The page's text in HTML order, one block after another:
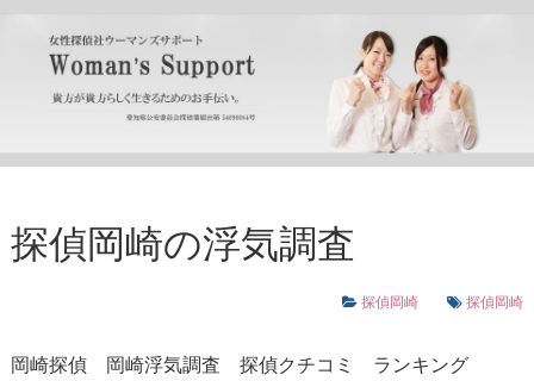
探偵岡崎の浮気調査
探偵岡崎 探偵岡崎
岡崎探偵 岡崎浮気調査 探偵クチコミ ランキング